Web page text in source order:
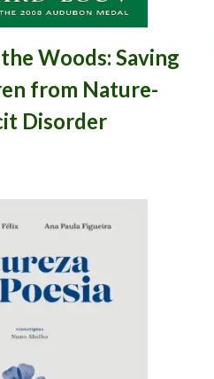
Woods: Saving
from Nature-
Disorder